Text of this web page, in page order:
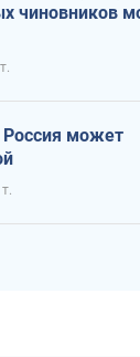
чиновников
Россия может